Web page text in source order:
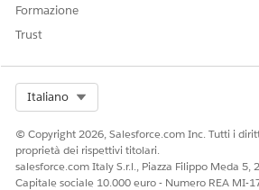
Formazione
Trust
Italiano
© Copyright 2026, Salesforce.com Inc. Tutti i
proprietà dei rispettivi titolari.
salesforce.com Italy S.r.l., Piazza Filippo Meda 5,
Capitale sociale 10.000 euro - Numero REA MI-